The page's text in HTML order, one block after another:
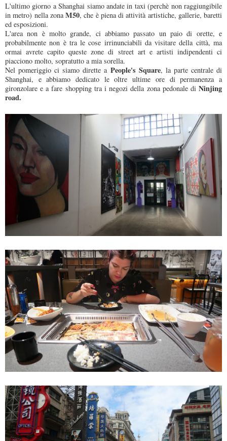
L'ultimo giorno a Shanghai siamo andate in taxi (perchè non raggiungibile
in metro) nella zona M50, che è piena di attività artistiche, gallerie, baretti
ed esposizioni.
L'area non è molto grande, ci abbiamo passato un paio di orette, e
probabilmente non è tra le cose irrinunciabili da visitare della città, ma
ormai avrete capito queste zone di street art e artisti indipendenti ci
piacciono molto, sopratutto a mia sorella.
Nel pomeriggio ci siamo dirette a People's Square, la parte centrale di
Shanghai, e abbiamo dedicato le oltre ultime ore di permanenza a
gironzolare e a fare shopping tra i negozi della zona pedonale di Ninjing
road.